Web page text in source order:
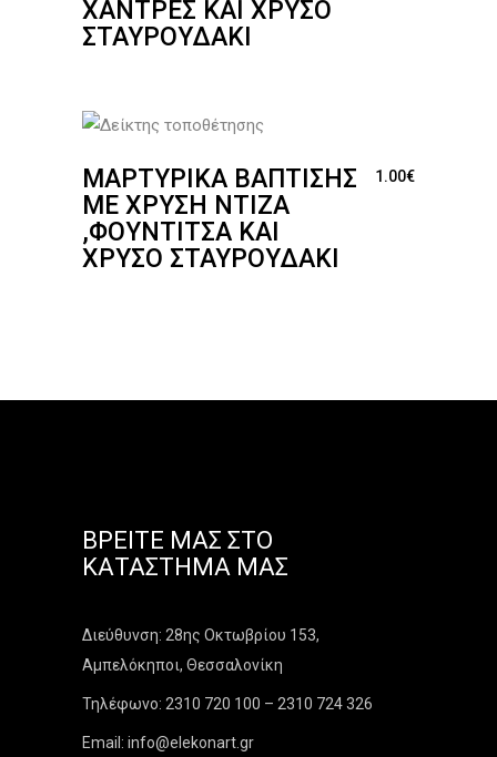
ΧΆΝΤΡΕΣ ΚΑΙ ΧΡΥΣΌ
ΣΤΑΥΡΟΥΔΆΚΙ
ΜΑΡΤΥΡΙΚΆ ΒΆΠΤΙΣΗΣ
ΜΕ ΧΡΥΣΉ ΝΤΊΖΑ
,ΦΟΥΝΤΊΤΣΑ ΚΑΙ
ΧΡΥΣΌ ΣΤΑΥΡΟΥΔΆΚΙ
1.00€
ΒΡΕΊΤΕ ΜΑΣ ΣΤΟ
ΚΑΤΆΣΤΗΜΑ ΜΑΣ
Διεύθυνση: 28ης Οκτωβρίου 153,
Αμπελόκηποι, Θεσσαλονίκη
Τηλέφωνο: 2310 720 100 – 2310 724 326
Email: info@elekonart.gr